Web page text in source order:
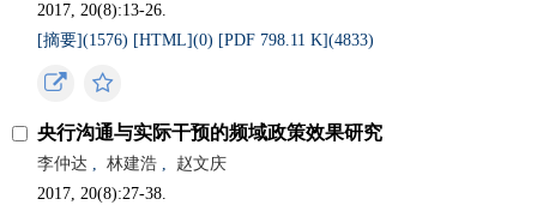
2017, 20(8):13-26.
[摘要](1576) [HTML](0) [PDF 798.11 K](4833)
央行沟通与实际干预的频域政策效果研究
李仲达 , 林建浩 ,
赵文庆
2017, 20(8):27-38.